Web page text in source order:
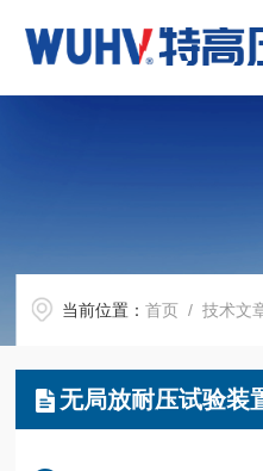
当前位置：首页 /技术文
无局放耐压试验装